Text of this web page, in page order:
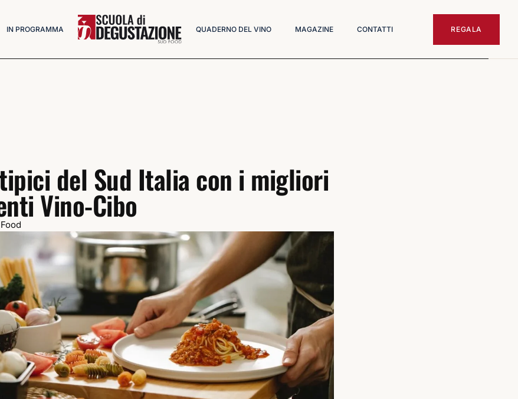
IN PROGRAMMA QUADERNO DEL VINO MAGAZINE CONTATTI REGALA
del Sud Italia con i migliori
Vino-Cibo